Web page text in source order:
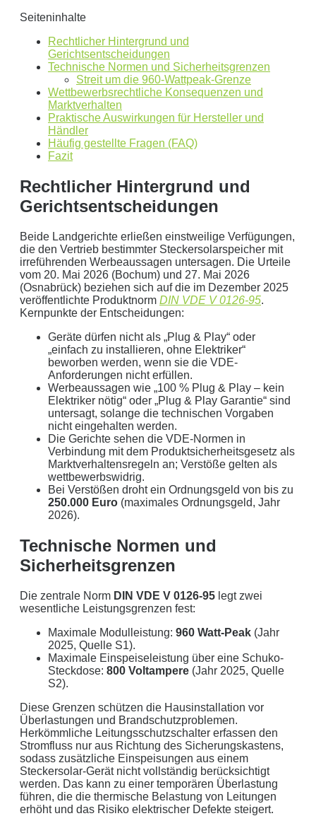
Aktuellen Strompreis anpassen
Hinweis:Dies ist eine Beispielrechnung
Dies ist eine beispielhafte Rechnung mit folgender
Annahme:
0kWh Verbrauch
aktuellen Strompreis von
Stromspeicher mit einer Kapazität von0kW
ergibt ein Autarkiegrad von0 %
Detailliertere Berechnungen liefert unser
Wirtschaftlichkeitsrechner.
die bis 5000 kWh optimiert ist.
Jetzt unverbindliches Angebot erhalten
Bitte lasse dieses Feld leer.
Mit dem Absenden erklären Sie sich mit derDatenverarbeitung
einverstanden. Wir geben Ihre Daten nicht ohne Ihre ausdrückliche
Zustimmung an Dritte weiter. Wir verwenden Ihre Daten nicht zu
Werbezwecken in Form von Newslettern oder sonstigen
REGIONAL. PERSÖNLICH. TYPISCH
Sie erhalten einen Anruf von uns innerhalb von
Stunden.Getreu unser Markenpersönlichkeit
behandeln wir Ihr Anliegen von der ersten Minute an
mit den altbewährtennorddeutschenkaufmännischen
Tugenden.
Aus der Region, für die Region. Daher arbeiten wir
nur mit regionalen Partnern und exklusiv für unsere
Kunden in Schleswig-Holstein.
Ihre Daten in guten Händen:
keine Weitergabe an Dritte
Seiteninhalte
Rechtlicher Hintergrund und
Gerichtsentscheidungen
Technische Normen und Sicherheitsgrenzen
Streit um die 960-Wattpeak-Grenze
Wettbewerbsrechtliche Konsequenzen und
Marktverhalten
Praktische Auswirkungen für Hersteller und
Händler
Häufig gestellte Fragen (FAQ)
Fazit
Rechtlicher Hintergrund und
Gerichtsentscheidungen
Beide Landgerichte erließen einstweilige Verfügungen,
die den Vertrieb bestimmter Steckersolarspeicher mit
irreführenden Werbeaussagen untersagen. Die Urteile
vom 20. Mai 2026 (Bochum) und 27. Mai 2026
(Osnabrück) beziehen sich auf die im Dezember 2025
veröffentlichte Produktnorm DIN VDE V 0126-95.
Kernpunkte der Entscheidungen:
Geräte dürfen nicht als „Plug & Play“ oder
„einfach zu installieren, ohne Elektriker“
beworben werden, wenn sie die VDE-
Anforderungen nicht erfüllen.
Werbeaussagen wie „100 % Plug & Play – kein
Elektriker nötig“ oder „Plug & Play Garantie“ sind
untersagt, solange die technischen Vorgaben
nicht eingehalten werden.
Die Gerichte sehen die VDE-Normen in
Verbindung mit dem Produktsicherheitsgesetz als
Marktverhaltensregeln an; Verstöße gelten als
wettbewerbswidrig.
Bei Verstößen droht ein Ordnungsgeld von bis zu
250.000 Euro (maximales Ordnungsgeld, Jahr
2026).
Technische Normen und
Sicherheitsgrenzen
Die zentrale Norm DIN VDE V 0126-95 legt zwei
wesentliche Leistungsgrenzen fest:
Maximale Modulleistung: 960 Watt-Peak (Jahr
2025, Quelle S1).
Maximale Einspeiseleistung über eine Schuko-
Steckdose: 800 Voltampere (Jahr 2025, Quelle
S2).
Diese Grenzen schützen die Hausinstallation vor
Überlastungen und Brandschutzproblemen.
Herkömmliche Leitungsschutzschalter erfassen den
Stromfluss nur aus Richtung des Sicherungskastens,
sodass zusätzliche Einspeisungen aus einem
Steckersolar-Gerät nicht vollständig berücksichtigt
werden. Das kann zu einer temporären Überlastung
führen, die die thermische Belastung von Leitungen
erhöht und das Risiko elektrischer Defekte steigert.